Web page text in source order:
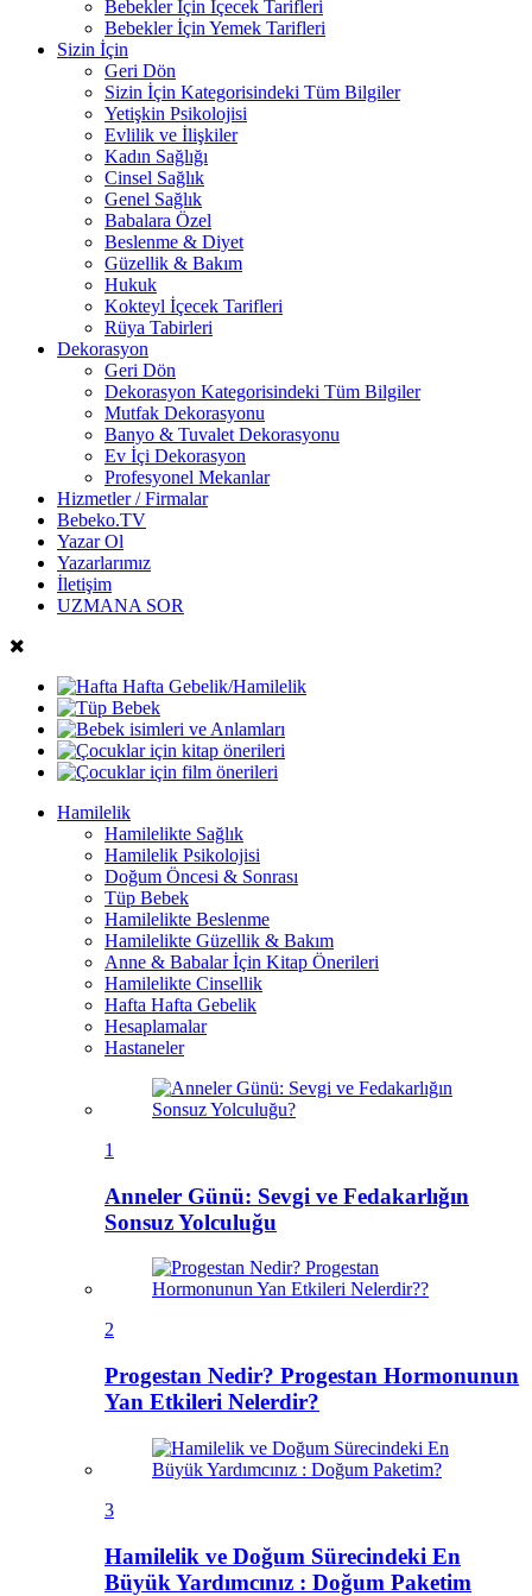
Bebekler İçin İçecek Tarifleri
Bebekler İçin Yemek Tarifleri
Sizin İçin
Geri Dön
Sizin İçin Kategorisindeki Tüm Bilgiler
Yetişkin Psikolojisi
Evlilik ve İlişkiler
Kadın Sağlığı
Cinsel Sağlık
Genel Sağlık
Babalara Özel
Beslenme & Diyet
Güzellik & Bakım
Hukuk
Kokteyl İçecek Tarifleri
Rüya Tabirleri
Dekorasyon
Geri Dön
Dekorasyon Kategorisindeki Tüm Bilgiler
Mutfak Dekorasyonu
Banyo & Tuvalet Dekorasyonu
Ev İçi Dekorasyon
Profesyonel Mekanlar
Hizmetler / Firmalar
Bebeko.TV
Yazar Ol
Yazarlarımız
İletişim
UZMANA SOR
Hamilelik
Hamilelikte Sağlık
Hamilelik Psikolojisi
Doğum Öncesi & Sonrası
Tüp Bebek
Hamilelikte Beslenme
Hamilelikte Güzellik & Bakım
Anne & Babalar İçin Kitap Önerileri
Hamilelikte Cinsellik
Hafta Hafta Gebelik
Hesaplamalar
Hastaneler
1
Anneler Günü: Sevgi ve Fedakarlığın
Sonsuz Yolculuğu
2
Progestan Nedir? Progestan Hormonunun
Yan Etkileri Nelerdir?
3
Hamilelik ve Doğum Sürecindeki En
Büyük Yardımcınız : Doğum Paketim